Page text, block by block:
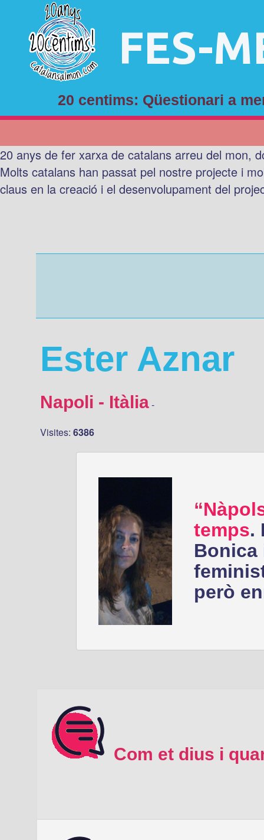
FES-
20 centims: Qüestionari a
20 anys de fer xarxa de catalans arreu del mon,
Molts catalans han passat pel nostre projecte i
claus en la creació i el desenvolupament del
Ester Aznar
Napoli - Itàlia-
Visites: 6386
temps.
Bonica
però
Com et dius i